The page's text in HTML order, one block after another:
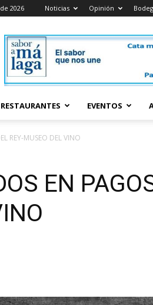
2026 Noticias Opinión
RESTAURANTES EVENTOS
REY-MUSEO DEL VINO
EN